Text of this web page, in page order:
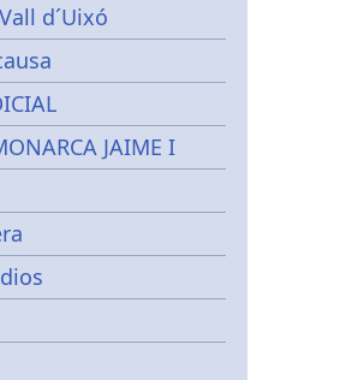
d´Uixó
JAIME I